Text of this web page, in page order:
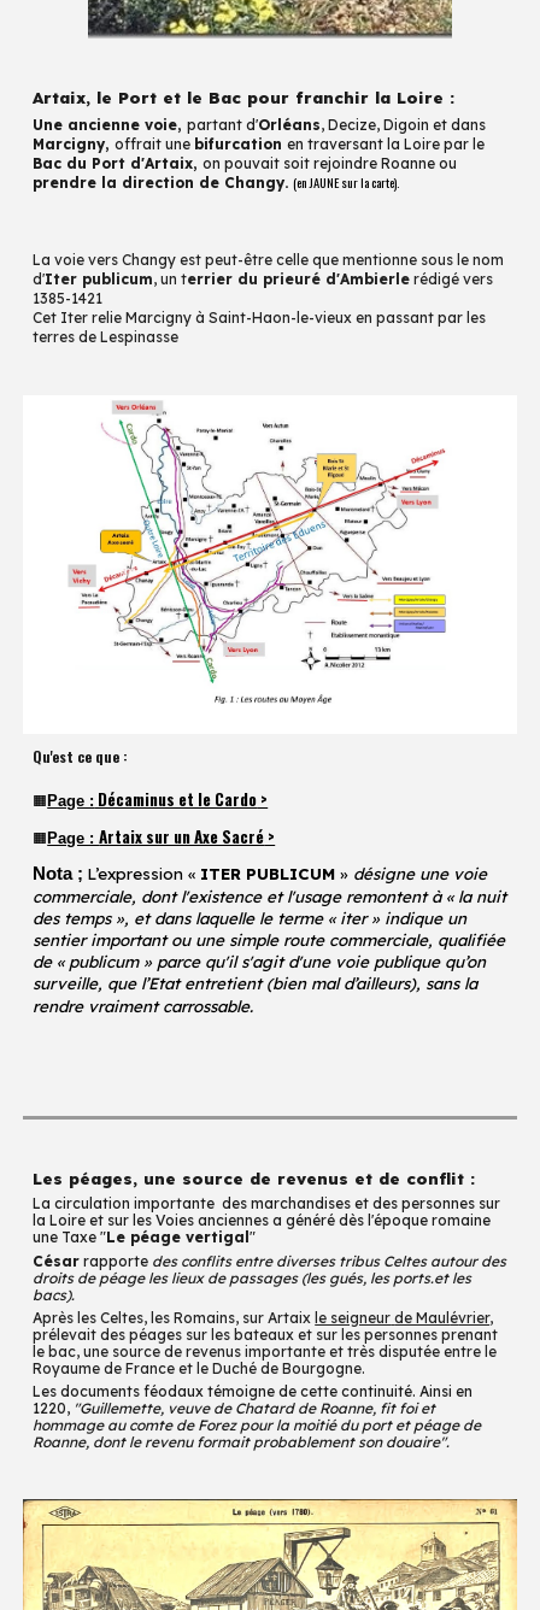
Artaix, le Port et le Bac pour franchir la Loire :
Une ancienne voie,partant d'Orléans, Decize, Digoin et dans
Marcigny,offrait une bifurcationen traversant la Loire par le
Bac du Port d'Artaix,on pouvait soit rejoindre Roanne ou
prendre la direction de Changy.(enJAUNEsur la carte).
Lavoie vers Changy est peut-être celle que mentionne sous le nom
d'Iter publicum, unterrier du prieuré d'Ambierle rédigé vers
1385-1421
Cet Iter relieMarcigny àSaint-Haon-le-vieuxen passant par les
terres de Lespinasse
Qu'est ce que :
🟧 Page : Décaminus et le Cardo >
🟧 Page :Artaix sur un Axe Sacré >
Nota ; L’expression « ITER PUBLICUM » désigne une voie
commerciale, dont l'existence et l'usage remontent à « la nuit
des temps », et dans laquelle le terme « iter » indique un
sentier important ou une simple route commerciale, qualifiée
de « publicum » parce qu'il s'agit d'une voie publique qu’on
surveille, que l’Etat entretient (bien mal d’ailleurs), sans la
rendre vraiment carrossable.
Les péages, une source de revenus et de conflit :
La circulation importante des marchandises et des personnes sur
la Loire et sur les Voies anciennes a généré dès l'époque romaine
une Taxe "Le péage vertigal"
César rapporte des conflits entre diverses tribus Celtes autour des
droits de péage les lieux de passages (les gués, les ports.et les
bacs).
Après les Celtes, les Romains, sur Artaix le seigneur de Maulévrier,
prélevait des péages sur les bateaux et sur les personnes prenant
le bac,une source de revenus importante et très disputée entre le
Royaume de France et le Duché de Bourgogne.
Les documents féodaux témoigne de cette continuité. Ainsi en
1220, "Guillemette, veuve de Chatard de Roanne, fit foi et
hommage au comte de Forez pour la moitié du port et péage de
Roanne, dont le revenu formait probablement son douaire".